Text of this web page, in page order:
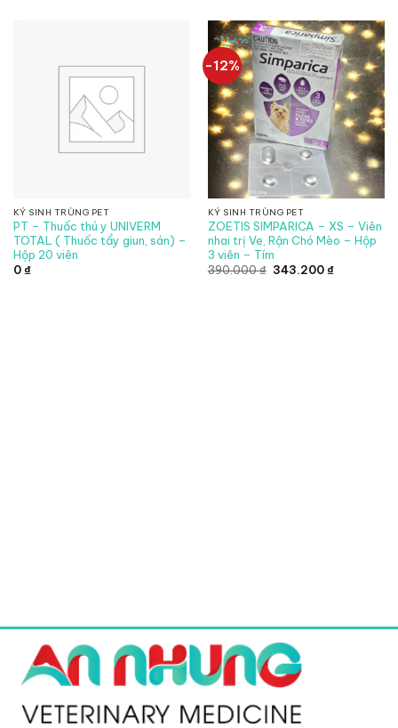
462.000 ₫.
KÝ SINH TRÙNG PET
PT – Thuốc thú y UNIVERM
TOTAL ( Thuốc tẩy giun, sán) –
Hộp 20 viên
0₫
-12%
KÝ SINH TRÙNG PET
ZOETIS SIMPARICA – XS – Viên
nhai trị Ve, Rận Chó Mèo – Hộp
3 viên – Tím
390.000₫ Giá
343.200₫Giá